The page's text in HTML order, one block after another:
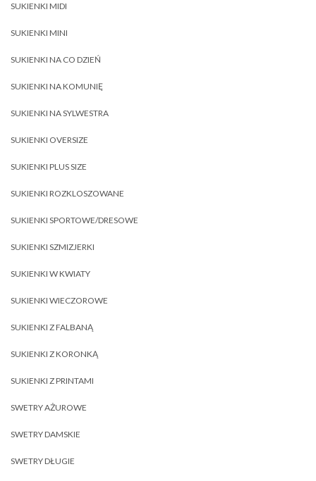
SUKIENKI MIDI
SUKIENKI MINI
SUKIENKI NA CO DZIEŃ
SUKIENKI NA KOMUNIĘ
SUKIENKI NA SYLWESTRA
SUKIENKI OVERSIZE
SUKIENKI PLUS SIZE
SUKIENKI ROZKLOSZOWANE
SUKIENKI SPORTOWE/DRESOWE
SUKIENKI SZMIZJERKI
SUKIENKI W KWIATY
SUKIENKI WIECZOROWE
SUKIENKI Z FALBANĄ
SUKIENKI Z KORONKĄ
SUKIENKI Z PRINTAMI
SWETRY AŻUROWE
SWETRY DAMSKIE
SWETRY DŁUGIE